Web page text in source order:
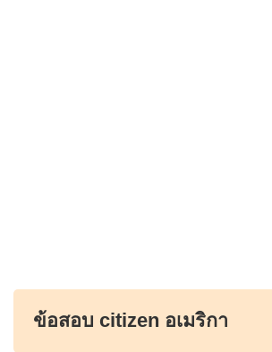
ข้อสอบ citizen อเมริกา